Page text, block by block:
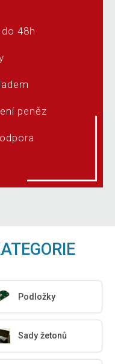
48h
peněz
Podložky
Sady žetonů